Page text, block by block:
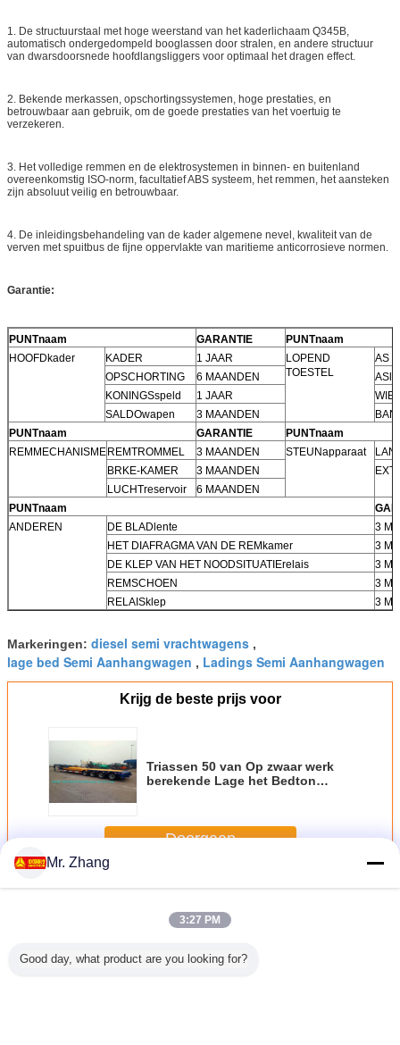
1. De structuurstaal met hoge weerstand van het kaderlichaam Q345B,
automatisch ondergedompeld booglassen door stralen, en andere structuur
van dwarsdoorsnede hoofdlangsliggers voor optimaal het dragen effect.
2. Bekende merkassen, opschortingssystemen, hoge prestaties, en
betrouwbaar aan gebruik, om de goede prestaties van het voertuig te
verzekeren.
3. Het volledige remmen en de elektrosystemen in binnen- en buitenland
overeenkomstig ISO-norm, facultatief ABS systeem, het remmen, het aansteken
zijn absoluut veilig en betrouwbaar.
4. De inleidingsbehandeling van de kader algemene nevel, kwaliteit van de
verven met spuitbus de fijne oppervlakte van maritieme anticorrosieve normen.
Garantie:
PUNTnaam GARANTIE
PUNTnaam
HOOFDkader
KADER 1 JAAR
LOPEND
TOESTEL
AS
OPSCHORTING
6 MAANDEN
KONINGSspeld
1 JAAR
SALDOwapen
3 MAANDEN
PUNTnaam
GARANTIE
PUNTnaam
REMMECHANISMEREMTROMMEL 3 MAANDEN STEUNapparaat
BRKE-KAMER
3 MAANDEN
LUCHTreservoir
6 MAANDEN
PUNTnaam
ANDEREN
DE BLADlente
3
HET DIAFRAGMA VAN DE REMkamer
3
DE KLEP VAN HET NOODSITUATIErelais
3
REMSCHOEN
3
RELAISklep
3
Markeringen: diesel semi vrachtwagens ,
lage bed Semi Aanhangwagen , Ladings Semi Aanhangwagen
Krijg de beste prijs voor
Triassen 50 van Op zwaar werk
berekende Lage het Bedton
Machinevervoer
Doorgaan
MeerOp zwaar werk berekende semi aanhangwagens
Mr. Zhang
3:27 PM
Good day, what product are you looking for?